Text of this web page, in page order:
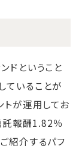
ドということ
していることが
トが運用してお
託報酬1.82％
紹介するパフ